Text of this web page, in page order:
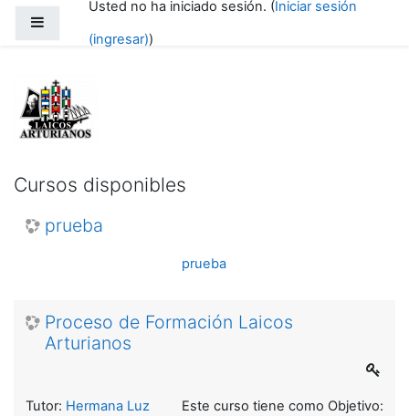
Saltar al contenido principalUsted no ha iniciado sesión. (Iniciar sesión
(ingresar))
Laicos Arturianos
Cursos disponibles
prueba
prueba
Proceso de Formación Laicos
Arturianos
Este curso tiene como Objetivo:
Tutor: Hermana Luz